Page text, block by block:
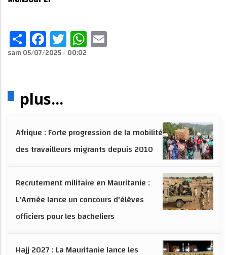
ShareFacebook
TwitterWhatsApp
sam 05/07/2025 - 00:02
plus...
Afrique : Forte progression de la mobilité
des travailleurs migrants depuis 2010
Recrutement militaire en Mauritanie :
L'Armée lance un concours d'élèves
officiers pour les bacheliers
Hajj 2027 : La Mauritanie lance les